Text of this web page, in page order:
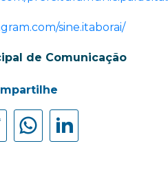
sine.itaborai/
de Comunicação